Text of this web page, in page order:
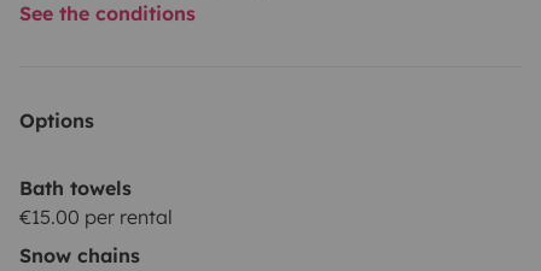
See the conditions
Options
Bath towels
€15.00 per rental
Snow chains